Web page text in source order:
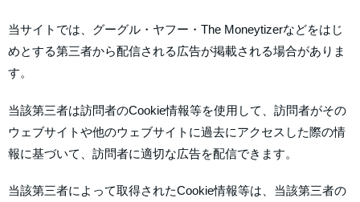
当サイトでは、グーグル・ヤフー・The Moneytizerなどをはじ
めとする第三者から配信される広告が掲載される場合がありま
す。
当該第三者は訪問者のCookie情報等を使用して、訪問者がその
ウェブサイトや他のウェブサイトに過去にアクセスした際の情
報に基づいて、訪問者に適切な広告を配信できます。
当該第三者によって取得されたCookie情報等は、当該第三者の